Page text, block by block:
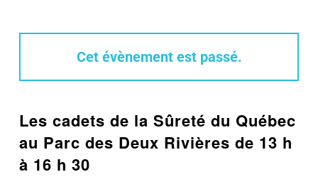
Cet évènement est passé.
Les cadets de la Sûreté du Québec
au Parc des Deux Rivières de 13 h
à 16 h 30